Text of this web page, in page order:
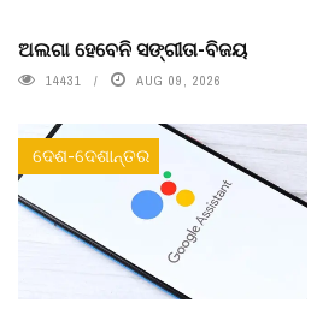
ଅଲଗା ହେବେନି ସଙ୍ଗୀତା-ବିଜୟ
14431 AUG 09, 2026
ଦେଶ-ଦେଶାନ୍ତର